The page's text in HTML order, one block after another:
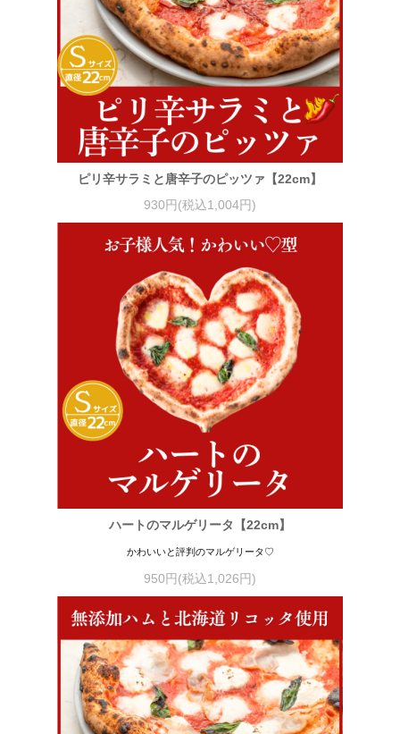
ピリ辛サラミと唐辛子のピッツァ【22cm】
930円(税込1,004円)
ハートのマルゲリータ【22cm】
かわいいと評判のマルゲリータ♡
950円(税込1,026円)